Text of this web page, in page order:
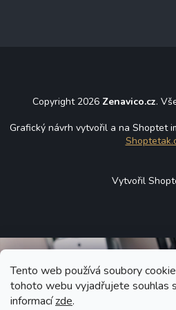
Tento web používá soubory
tohoto webu vyjadřujete souhlas
informacízde.
Copyright 2026 Zenavico.cz.
Grafický návrh vytvořil a na Shoptet
Vytvořil